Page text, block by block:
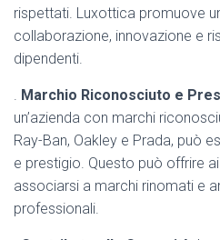
rispettati. Luxottica promuove
collaborazione, innovazione e
dipendenti.
. Marchio Riconosciuto e
un’azienda con marchi
Ray-Ban, Oakley e Prada, può
e prestigio. Questo può offrire
associarsi a marchi rinomati e
professionali.